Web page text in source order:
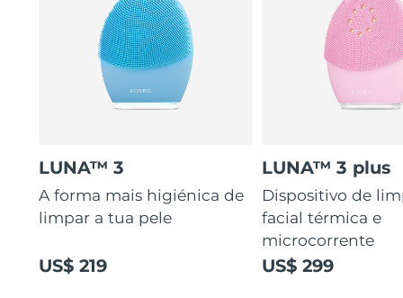
LUNA™ 3
A forma mais higiénica de
limpar a tua pele
US$ 219
LUNA™ 3 plus
Dispositivo de
facial térmica e
microcorrente
US$ 299